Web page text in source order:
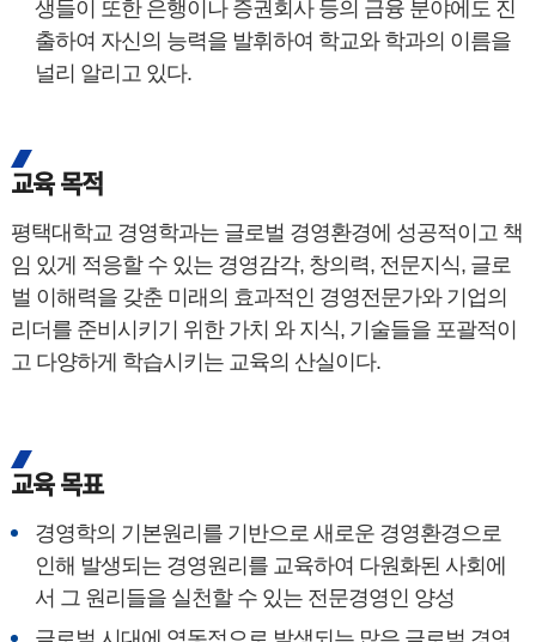
생들이 또한 은행이나 증권회사 등의 금융 분야에도 진
출하여 자신의 능력을 발휘하여 학교와 학과의 이름을
널리 알리고 있다.
교육 목적
평택대학교 경영학과는 글로벌 경영환경에 성공적이고 책
임 있게 적응할 수 있는 경영감각, 창의력, 전문지식, 글로
벌 이해력을 갖춘 미래의 효과적인 경영전문가와 기업의
리더를 준비시키기 위한 가치 와 지식, 기술들을 포괄적이
고 다양하게 학습시키는 교육의 산실이다.
교육 목표
경영학의 기본원리를 기반으로 새로운 경영환경으로
인해 발생되는 경영원리를 교육하여 다원화된 사회에
서 그 원리들을 실천할 수 있는 전문경영인 양성